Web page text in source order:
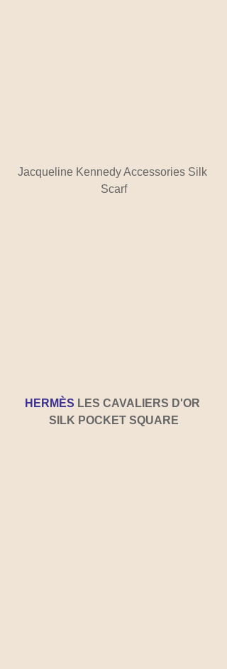
Jacqueline Kennedy Accessories Silk
Scarf
HERMÈS LES CAVALIERS D'OR
SILK POCKET SQUARE